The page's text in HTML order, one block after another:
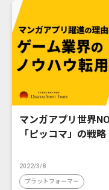
マンガアプリ世界
「ピッコマ」の戦略
2022/3/8
プラットフォーマー